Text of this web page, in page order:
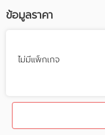
ข้อมูลราคา
ไม่มีแพ็กเกจ